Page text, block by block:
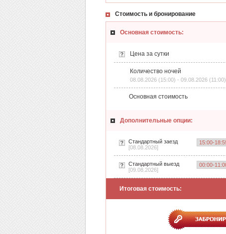
Стоимость и бронирование
Основная стоимость:
Цена за сутки
Количество ночей
08.08.2026 (15:00) - 09.08.2026 (11:00)
Основная стоимость
Дополнительные опции:
Стандартный заезд
[08.08.2026]
Стандартный выезд
[09.08.2026]
Итоговая стоимость: